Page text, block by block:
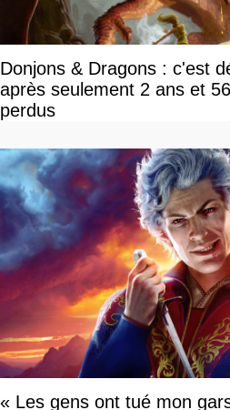
Donjons & Dragons : c'est
après seulement 2 ans et
perdus
« Les gens ont tué mon